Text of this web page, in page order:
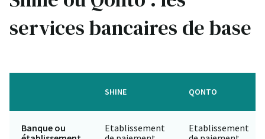
services bancaires de base
SHINE QONTO
Banque ou
Etablissement
Etablissement